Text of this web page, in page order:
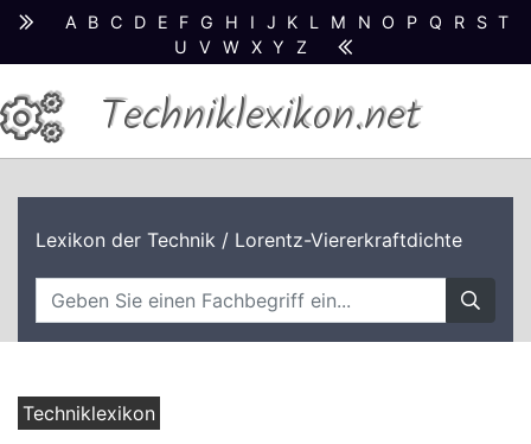
A B C D E F G H I J K L M N O P Q R S T
U
V W X Y Z
Techniklexikon.net
Lexikon der Technik / Lorentz-Viererkraftdichte
Techniklexikon